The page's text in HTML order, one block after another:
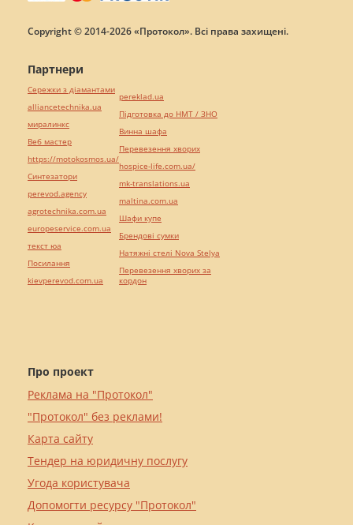
Copyright © 2014-2026 «Протокол». Всі права захищені.
Про проект
Реклама на "Протокол"
"Протокол" без реклами!
Карта сайту
Тендер на юридичну послугу
Угода користувача
Допомогти ресурсу "Протокол"
Партнери
Сережки з діамантами
alliancetechnika.ua
миралинкс
Веб мастер
https://motokosmos.ua/
Синтезатори
perevod.agency
agrotechnika.com.ua
europeservice.com.ua
текст юа
Посилання
kievperevod.com.ua
pereklad.ua
Підготовка до НМТ / ЗНО
Винна шафа
Перевезення хворих
hospice-life.com.ua/
mk-translations.ua
maltina.com.ua
Шафи купе
Брендові сумки
Натяжні стелі Nova Stelya
Перевезення хворих за
кордон